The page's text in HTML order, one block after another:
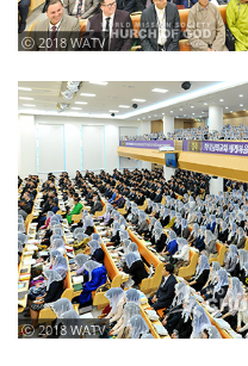
ⓒ 2018 WATV
ⓒ 2018 WATV